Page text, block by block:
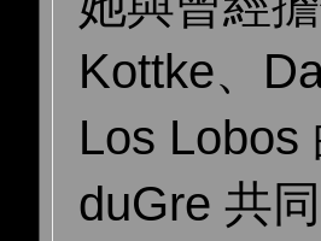
Kottke、
Los Lobos
duGre 共